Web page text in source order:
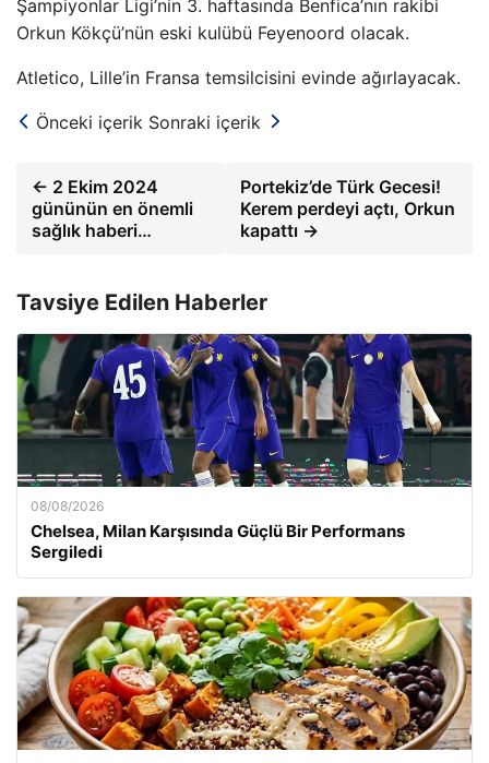
Şampiyonlar Ligi’nin 3. haftasında Benfica’nın rakibi
Orkun Kökçü’nün eski kulübü Feyenoord olacak.
Atletico, Lille’in Fransa temsilcisini evinde ağırlayacak.
Önceki içerik Sonraki içerik
← 2 Ekim 2024
gününün en önemli
sağlık haberi…
Portekiz’de Türk Gecesi!
Kerem perdeyi açtı, Orkun
kapattı →
Tavsiye Edilen Haberler
08/08/2026
Chelsea, Milan Karşısında Güçlü Bir Performans
Sergiledi